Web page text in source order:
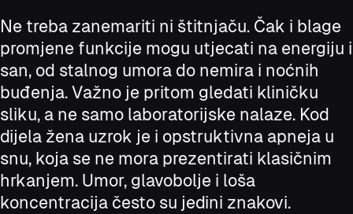
Ne treba zanemariti ni štitnjaču. Čak i blage
promjene funkcije mogu utjecati na energiju i
san, od stalnog umora do nemira i noćnih
buđenja. Važno je pritom gledati kliničku
sliku, a ne samo laboratorijske nalaze. Kod
dijela žena uzrok je i opstruktivna apneja u
snu, koja se ne mora prezentirati klasičnim
hrkanjem. Umor, glavobolje i loša
koncentracija često su jedini znakovi.